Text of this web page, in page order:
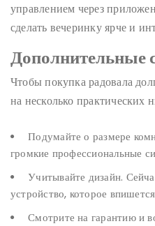
управлением через
сделать вечеринку ярче и
Дополнительные
Чтобы покупка радовала
на несколько практических
Подумайте о размере
громкие профессиональные
Учитывайте дизайн.
устройство, которое
Смотрите на гарантию и